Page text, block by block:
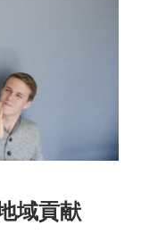
域貢献